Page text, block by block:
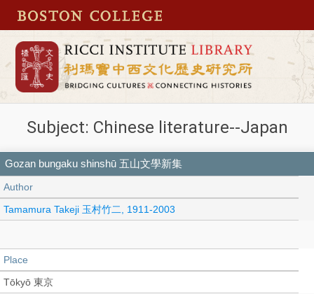
Subject: Chinese literature--Japan
Gozan bungaku shinshū 五山文學新集
Author
Tamamura Takeji 玉村竹二, 1911-2003
Place
Tōkyō 東京